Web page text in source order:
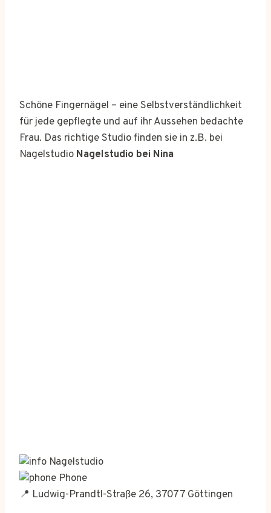
Schöne Fingernägel – eine Selbstverständlichkeit
für jede gepflegte und auf ihr Aussehen bedachte
Frau. Das richtige Studio finden sie in z.B. bei
Nagelstudio Nagelstudio bei Nina
Nagelstudio
Phone
📍 Ludwig-Prandtl-Straße 26, 37077 Göttingen